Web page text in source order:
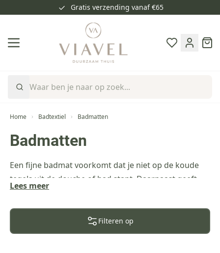
Gratis verzending vanaf €65
Cart
Home Badtextiel Badmatten
Badmatten
Een fijne badmat voorkomt dat je niet op de koude
tegels uit de douche of bad stapt. Daarnaast geeft
het meer sfeer aan je badkamer. Combineer de
badmat met onze handdoeken voor een mooi geheel.
Lees meer
Filteren op